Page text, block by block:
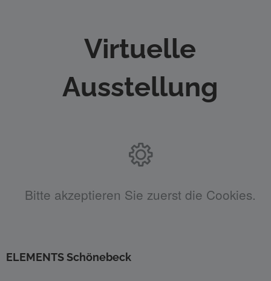
Virtuelle
Ausstellung
Bitte akzeptieren Sie zuerst die Cookies.
ELEMENTS Schönebeck